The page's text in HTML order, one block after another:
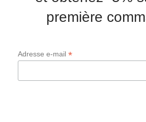
première
Adresse e-mail *